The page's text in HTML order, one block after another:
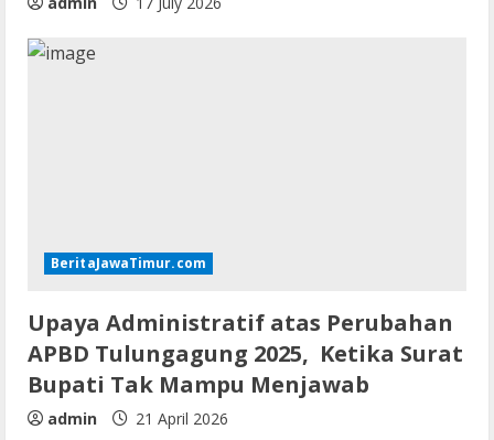
BeritaJawaTimur.com
Upaya Administratif atas Perubahan
APBD Tulungagung 2025, Ketika Surat
Bupati Tak Mampu Menjawab
admin 21 April 2026